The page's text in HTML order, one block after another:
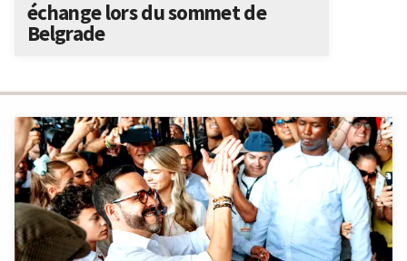
échange lors du sommet de
Belgrade